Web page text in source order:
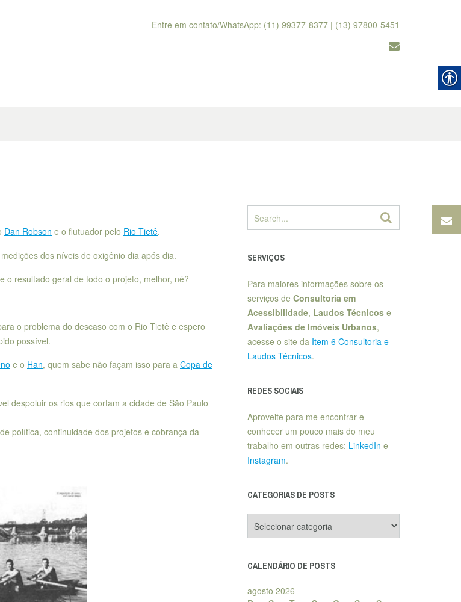
Entre em contato/WhatsApp: (11) 99377-8377 | (13) 97800-5451
Dan Robson e o flutuador pelo Rio Tietê.
dos níveis de oxigênio dia após dia.
o resultado geral de todo o projeto, melhor, né?
o problema do descaso com o Rio Tietê e espero
possível.
e o Han, quem sabe não façam isso para a Copa de
despoluir os rios que cortam a cidade de São Paulo
política, continuidade dos projetos e cobrança da
SERVIÇOS
Para maiores informações sobre os
serviços de Consultoria em
Acessibilidade, Laudos Técnicose
Avaliações de Imóveis Urbanos,
acesse o site da Item 6 Consultoria e
Laudos Técnicos.
REDES SOCIAIS
Aproveite para me encontrar e
conhecer um pouco mais do meu
trabalho em outras redes: LinkedIn e
Instagram.
CATEGORIAS DE POSTS
de
CALENDÁRIO DE POSTS
agosto 2026